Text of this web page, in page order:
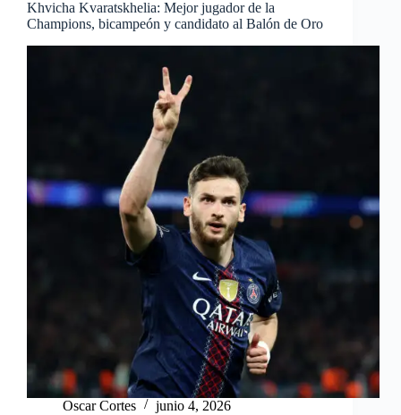
Khvicha Kvaratskhelia: Mejor jugador de la
Champions, bicampeón y candidato al Balón de Oro
Oscar Cortes junio 4, 2026